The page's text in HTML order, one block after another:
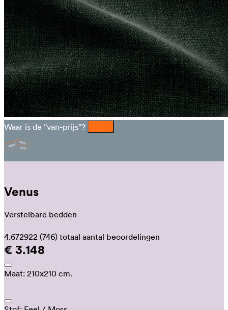
Waar is de "van-prijs"?
Venus
Verstelbare bedden
4.672922 (746) totaal aantal beoordelingen
€ 3.148
Maat: 210x210 cm.